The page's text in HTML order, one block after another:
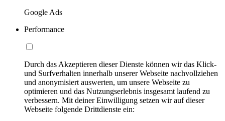
Google Ads
Performance
Durch das Akzeptieren dieser Dienste können wir das Klick-
und Surfverhalten innerhalb unserer Webseite nachvollziehen
und anonymisiert auswerten, um unsere Webseite zu
optimieren und das Nutzungserlebnis insgesamt laufend zu
verbessern. Mit deiner Einwilligung setzen wir auf dieser
Webseite folgende Drittdienste ein: